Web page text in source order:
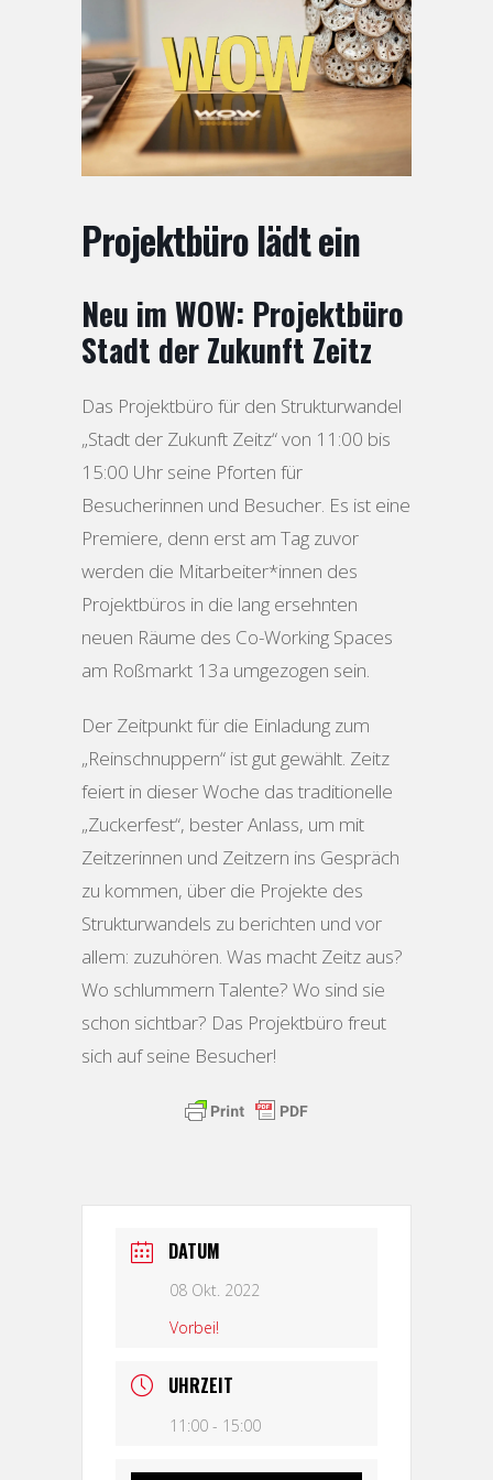
Projektbüro lädt ein
Neu im WOW: Projektbüro
Stadt der Zukunft Zeitz
Das Projektbüro für den Strukturwandel
„Stadt der Zukunft Zeitz“ von 11:00 bis
15:00 Uhr seine Pforten für
Besucherinnen und Besucher. Es ist eine
Premiere, denn erst am Tag zuvor
werden die Mitarbeiter*innen des
Projektbüros in die lang ersehnten
neuen Räume des Co-Working Spaces
am Roßmarkt 13a umgezogen sein.
Der Zeitpunkt für die Einladung zum
„Reinschnuppern“ ist gut gewählt. Zeitz
feiert in dieser Woche das traditionelle
„Zuckerfest“, bester Anlass, um mit
Zeitzerinnen und Zeitzern ins Gespräch
zu kommen, über die Projekte des
Strukturwandels zu berichten und vor
allem: zuzuhören. Was macht Zeitz aus?
Wo schlummern Talente? Wo sind sie
schon sichtbar? Das Projektbüro freut
sich auf seine Besucher!
DATUM
08 Okt. 2022
Vorbei!
UHRZEIT
11:00 - 15:00